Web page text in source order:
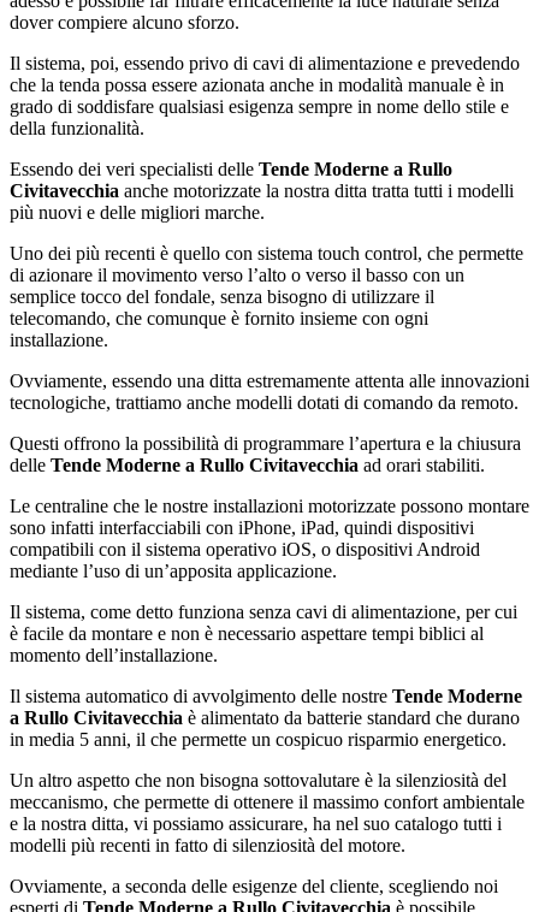
dover compiere alcuno sforzo.
Il sistema, poi, essendo privo di cavi di alimentazione e prevedendo
che la tenda possa essere azionata anche in modalità manuale è in
grado di soddisfare qualsiasi esigenza sempre in nome dello stile e
della funzionalità.
Essendo dei veri specialisti delle Tende Moderne a Rullo
Civitavecchia anche motorizzate la nostra ditta tratta tutti i modelli
più nuovi e delle migliori marche.
Uno dei più recenti è quello con sistema touch control, che permette
di azionare il movimento verso l’alto o verso il basso con un
semplice tocco del fondale, senza bisogno di utilizzare il
telecomando, che comunque è fornito insieme con ogni
installazione.
Ovviamente, essendo una ditta estremamente attenta alle innovazioni
tecnologiche, trattiamo anche modelli dotati di comando da remoto.
Questi offrono la possibilità di programmare l’apertura e la chiusura
delle Tende Moderne a Rullo Civitavecchia ad orari stabiliti.
Le centraline che le nostre installazioni motorizzate possono montare
sono infatti interfacciabili con iPhone, iPad, quindi dispositivi
compatibili con il sistema operativo iOS, o dispositivi Android
mediante l’uso di un’apposita applicazione.
Il sistema, come detto funziona senza cavi di alimentazione, per cui
è facile da montare e non è necessario aspettare tempi biblici al
momento dell’installazione.
Il sistema automatico di avvolgimento delle nostre Tende Moderne
a Rullo Civitavecchia è alimentato da batterie standard che durano
in media 5 anni, il che permette un cospicuo risparmio energetico.
Un altro aspetto che non bisogna sottovalutare è la silenziosità del
meccanismo, che permette di ottenere il massimo confort ambientale
e la nostra ditta, vi possiamo assicurare, ha nel suo catalogo tutti i
modelli più recenti in fatto di silenziosità del motore.
Ovviamente, a seconda delle esigenze del cliente, scegliendo noi
esperti di Tende Moderne a Rullo Civitavecchia è possibile